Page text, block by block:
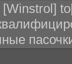
[Winstrol]